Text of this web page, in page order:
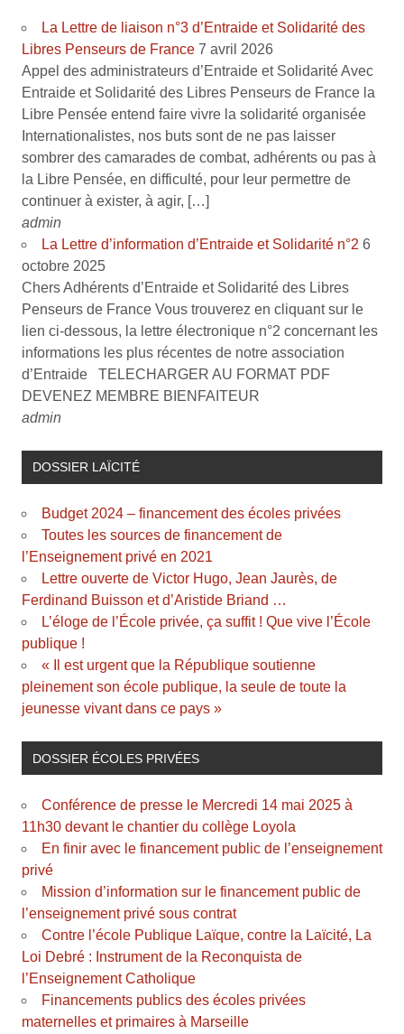
La Lettre de liaison n°3 d’Entraide et Solidarité des
Libres Penseurs de France 7 avril 2026
Appel des administrateurs d’Entraide et Solidarité Avec
Entraide et Solidarité des Libres Penseurs de France la
Libre Pensée entend faire vivre la solidarité organisée
Internationalistes, nos buts sont de ne pas laisser
sombrer des camarades de combat, adhérents ou pas à
la Libre Pensée, en difficulté, pour leur permettre de
continuer à exister, à agir, […]
admin
La Lettre d’information d’Entraide et Solidarité n°2 6
octobre 2025
Chers Adhérents d’Entraide et Solidarité des Libres
Penseurs de France Vous trouverez en cliquant sur le
lien ci-dessous, la lettre électronique n°2 concernant les
informations les plus récentes de notre association
d’Entraide TELECHARGER AU FORMAT PDF
DEVENEZ MEMBRE BIENFAITEUR
admin
DOSSIER LAÏCITÉ
Budget 2024 – financement des écoles privées
Toutes les sources de financement de
l’Enseignement privé en 2021
Lettre ouverte de Victor Hugo, Jean Jaurès, de
Ferdinand Buisson et d’Aristide Briand …
L’éloge de l’École privée, ça suffit ! Que vive l’École
publique !
« Il est urgent que la République soutienne
pleinement son école publique, la seule de toute la
jeunesse vivant dans ce pays »
DOSSIER ÉCOLES PRIVÉES
Conférence de presse le Mercredi 14 mai 2025 à
11h30 devant le chantier du collège Loyola
En finir avec le financement public de l’enseignement
privé
Mission d’information sur le financement public de
l’enseignement privé sous contrat
Contre l’école Publique Laïque, contre la Laïcité, La
Loi Debré : Instrument de la Reconquista de
l’Enseignement Catholique
Financements publics des écoles privées
maternelles et primaires à Marseille